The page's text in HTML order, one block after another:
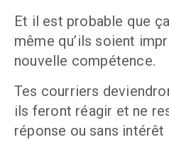
Et il est probable que
même qu’ils soient
nouvelle compétence.
Tes courriers
ils feront réagir et ne
réponse ou sans